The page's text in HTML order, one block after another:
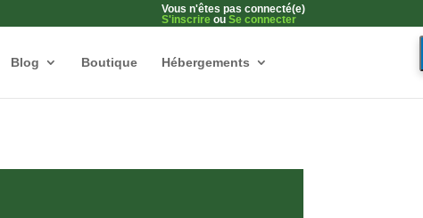
Vous n'êtes pas connecté(e)
S'inscrire ou Se connecter
Blog Boutique Hébergements